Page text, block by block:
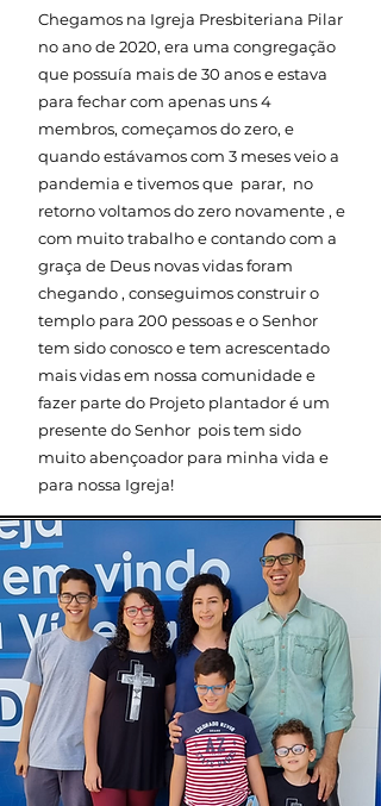
Chegamos na Igreja Presbiteriana Pilar
no ano de 2020, era uma congregação
que possuía mais de 30 anos e estava
para fechar com apenas uns 4
membros, começamos do zero, e
quando estávamos com 3 meses veio a
pandemia e tivemos que parar, no
retorno voltamos do zero novamente , e
com muito trabalho e contando com a
graça de Deus novas vidas foram
chegando , conseguimos construir o
templo para 200 pessoas e o Senhor
tem sido conosco e tem acrescentado
mais vidas em nossa comunidade e
fazer parte do Projeto plantador é um
presente do Senhor pois tem sido
muito abençoador para minha vida e
para nossa Igreja!